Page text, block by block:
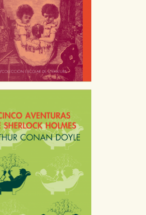
gestionadas por nuestros socios
utilizan para mostrar publicidad
intereses en otros sitios. No
información personal sino
la identificación única de su
de internet.
política de cookies